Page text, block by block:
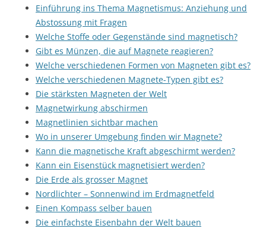
Einführung ins Thema Magnetismus: Anziehung und
Abstossung mit Fragen
Welche Stoffe oder Gegenstände sind magnetisch?
Gibt es Münzen, die auf Magnete reagieren?
Welche verschiedenen Formen von Magneten gibt es?
Welche verschiedenen Magnete-Typen gibt es?
Die stärksten Magneten der Welt
Magnetwirkung abschirmen
Magnetlinien sichtbar machen
Wo in unserer Umgebung finden wir Magnete?
Kann die magnetische Kraft abgeschirmt werden?
Kann ein Eisenstück magnetisiert werden?
Die Erde als grosser Magnet
Nordlichter – Sonnenwind im Erdmagnetfeld
Einen Kompass selber bauen
Die einfachste Eisenbahn der Welt bauen